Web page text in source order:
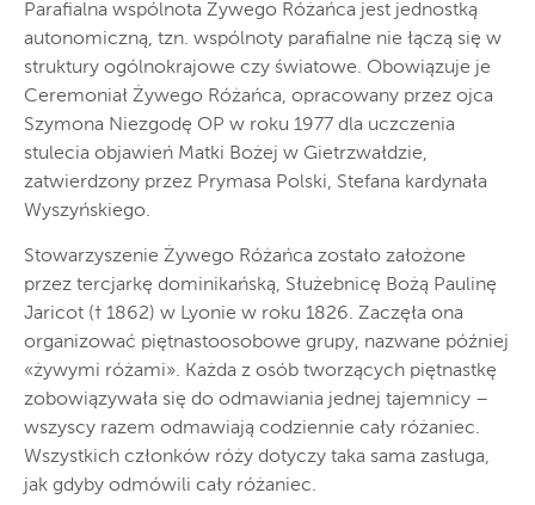
Parafialna wspólnota Żywego Różańca jest jednostką
autonomiczną, tzn. wspólnoty parafialne nie łączą się w
struktury ogólnokrajowe czy światowe. Obowiązuje je
Ceremoniał Żywego Różańca, opracowany przez ojca
Szymona Niezgodę OP w roku 1977 dla uczczenia
stulecia objawień Matki Bożej w Gietrzwałdzie,
zatwierdzony przez Prymasa Polski, Stefana kardynała
Wyszyńskiego.
Stowarzyszenie Żywego Różańca zostało założone
przez tercjarkę dominikańską, Służebnicę Bożą Paulinę
Jaricot († 1862) w Lyonie w roku 1826. Zaczęła ona
organizować piętnastoosobowe grupy, nazwane później
«żywymi różami». Każda z osób tworzących piętnastkę
zobowiązywała się do odmawiania jednej tajemnicy –
wszyscy razem odmawiają codziennie cały różaniec.
Wszystkich członków róży dotyczy taka sama zasługa,
jak gdyby odmówili cały różaniec.